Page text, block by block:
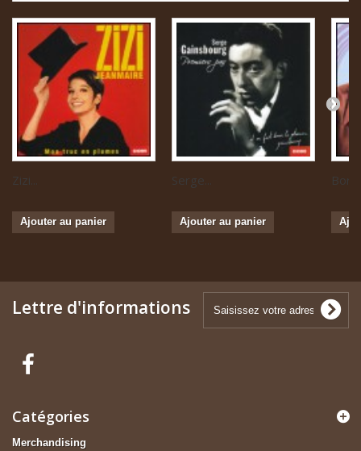
Zizi...
Ajouter au panier
Serge...
Ajouter au panier
Lettre d'informations
Catégories
Merchandising